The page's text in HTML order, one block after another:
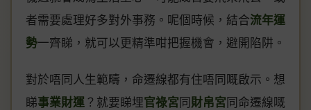
者需要處理好多對外事務。呢個時候，結合流年運
勢一齊睇，就可以更精準咁把握機會，避開陷阱。
對於唔同人生範疇，命遷線都有住唔同嘅啟示。想
睇事業財運 ？就要睇埋官祿宮 同 財帛宮 同命遷線嘅